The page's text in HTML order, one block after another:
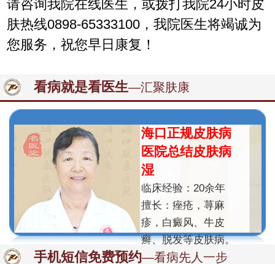
请咨询我院在线医生，或拨打我院24小时皮
肤热线0898-65333100，我院医生将竭诚为
您服务，祝您早日康复！
看病就是看医生—汇聚肤康
海口正规皮肤病
医院总结皮肤病
湿
临床经验：20余年
擅长：痤疮，荨麻
疹，白癜风、牛皮
癣、脱发等皮肤病。
手机短信免费预约—看病先人一步